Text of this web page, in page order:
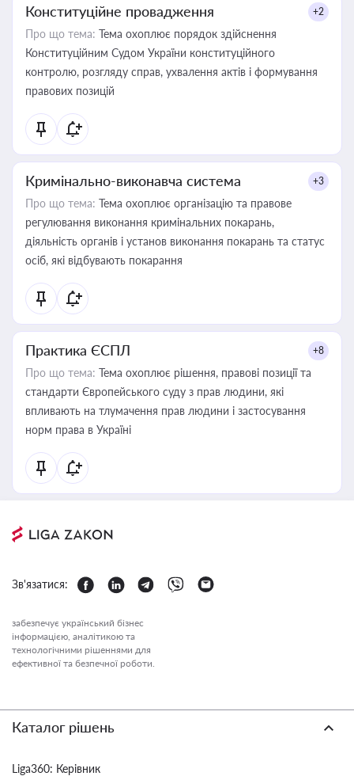
Конституційне провадження +2
Про що тема: Тема охоплює порядок здійснення
Конституційним Судом України конституційного
контролю, розгляду справ, ухвалення актів і формування
правових позицій
Кримінально-виконавча система +3
Про що тема: Тема охоплює організацію та правове
регулювання виконання кримінальних покарань,
діяльність органів і установ виконання покарань та статус
осіб, які відбувають покарання
Практика ЄСПЛ +8
Про що тема: Тема охоплює рішення, правові позиції та
стандарти Європейського суду з прав людини, які
впливають на тлумачення прав людини і застосування
норм права в Україні
Зв'язатися:
забезпечує український бізнес
інформацією, аналітикою та
технологічними рішеннями для
ефективної та безпечної роботи.
Каталог рішень
Liga360: Керівник